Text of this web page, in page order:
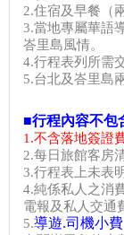
2.住宿及早餐（
3.當地專屬華語
峇里島風情。
4.行程表列所需
5.台北及峇里島
■行程內容不包
1.不含落地簽證
2.每日旅館客房
3.行程表上未表
4.純係私人之消
電報及私人交通
5.導遊.司機小